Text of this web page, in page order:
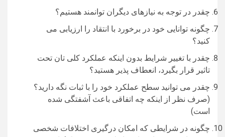
چقدر در توجه به نیاز‌‌های دیگران توانمند هستیم؟
چگونه توانایی خود در برخورد با انتقاد را ارزیابی می‌
کنید؟
چقدر با تغییر شرایط بدون اینکه عملکرد کلی تان تحت
تاثیر قرار بگیرد، انعطاف‌ پذیر هستید؟
چقدر می‌ توانید سطح عملکرد خود را با ثبات نگه دارید؟
(صرف نظر از اینکه چه اتفاقی باعث آشفتگی شده
است)
چگونه در شرایطی که امکان درگیری اختلافات شخصی